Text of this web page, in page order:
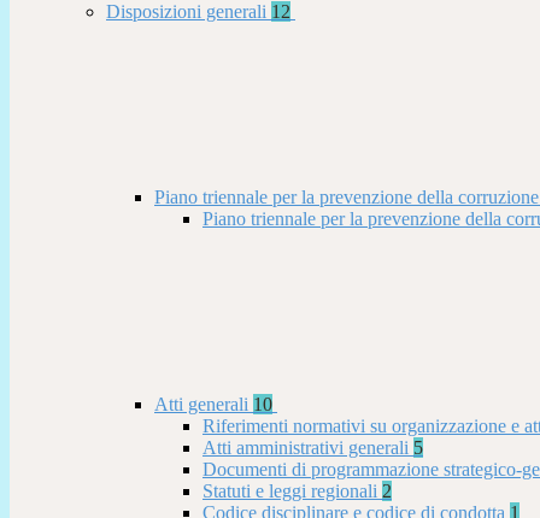
Disposizioni generali 12
Piano triennale per la prevenzione della
Piano triennale per la prevenzione della
Atti generali 10
Riferimenti normativi su organizzazione e
Atti amministrativi generali 5
Documenti di programmazione strategico-
Statuti e leggi regionali 2
Codice disciplinare e codice di condotta 1